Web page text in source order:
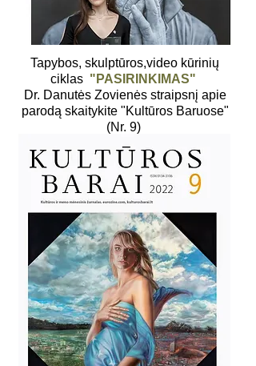
Tapybos, skulptūros,video kūrinių
ciklas "PASIRINKIMAS"
Dr. Danutės Zovienės straipsnį apie
parodą skaitykite "Kultūros Baruose"
(Nr. 9)